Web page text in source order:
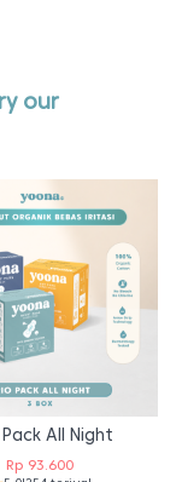
our
All Night
Rp 93.600